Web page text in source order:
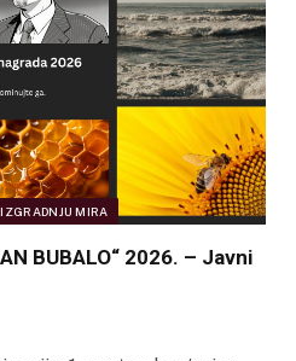
MIRA
BUBALO“ 2026. – Javni